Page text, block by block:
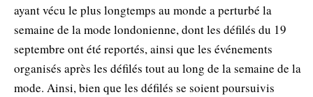
ayant vécu le plus longtemps au monde a perturbé la
semaine de la mode londonienne, dont les défilés du 19
septembre ont été reportés, ainsi que les événements
organisés après les défilés tout au long de la semaine de la
mode. Ainsi, bien que les défilés se soient poursuivis